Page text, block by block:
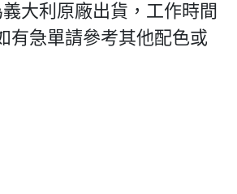
大利原廠出貨，工作時間
有急單請參考其他配色或